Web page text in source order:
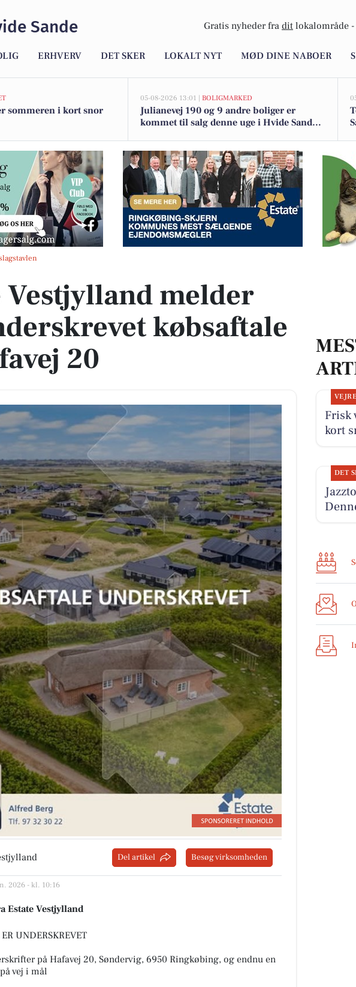
Sande Gratis nyheder fra dit lokalområde -
ERHVERV DET SKER LOKALT NYT MØD DINE NABOER
sommeren i kort snor
05-08-2026 13:01 | BOLIGMARKED
Julianevej 190 og 9 andre boliger er
kommet til salg denne uge i Hvide Sande -
melder om underskrevet købsaftale på Hafavej 20
Vestjylland melder
købsaftale
20
Del artikel Besøg virksomheden
2026 - kl. 10:16
Estate Vestjylland
UNDERSKREVET
på Hafavej 20, Søndervig, 6950 Ringkøbing, og endnu en
vej i mål
Frisk
kort
DET